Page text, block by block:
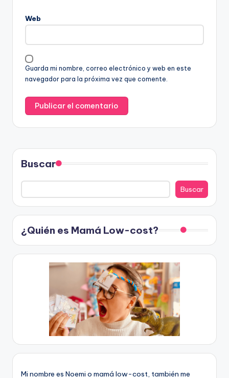
Web
Guarda mi nombre, correo electrónico y web en este
navegador para la próxima vez que comente.
Buscar
Buscar
¿Quién es Mamá Low-cost?
Mi nombre es Noemi o mamá low-cost, también me